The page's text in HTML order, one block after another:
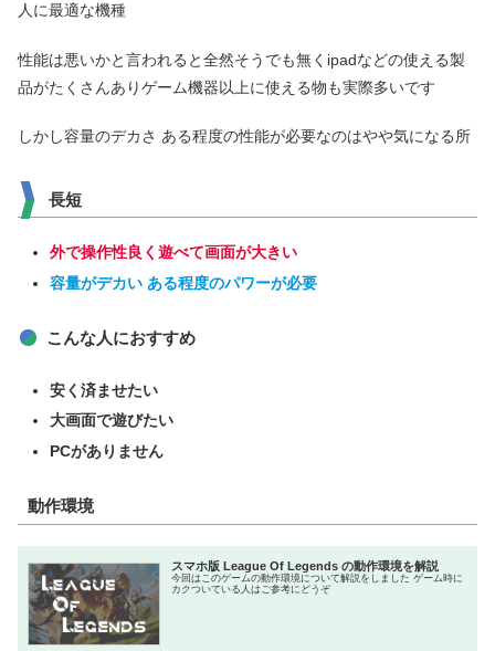
人に最適な機種
性能は悪いかと言われると全然そうでも無くipadなどの使える製
品がたくさんありゲーム機器以上に使える物も実際多いです
しかし容量のデカさ ある程度の性能が必要なのはやや気になる所
長短
外で操作性良く遊べて画面が大きい
容量がデカい ある程度のパワーが必要
こんな人におすすめ
安く済ませたい
大画面で遊びたい
PCがありません
動作環境
スマホ版 League Of Legends の動作環境を解説
今回はこのゲームの動作環境について解説をしました ゲーム時に
カクついている人はご参考にどうぞ